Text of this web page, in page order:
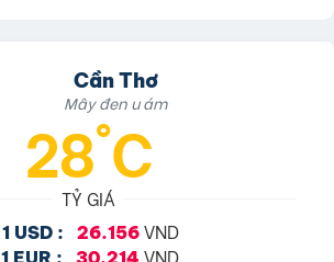
Cần Thơ
Mây đen u ám
28°C
TỶ GIÁ
1 USD : 26.156VND
VND